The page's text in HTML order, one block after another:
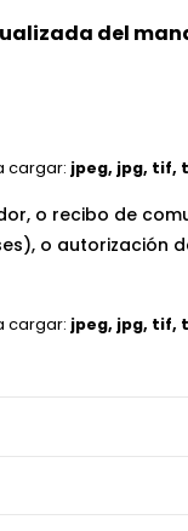
del
cargar: jpeg, jpg, tif,
o recibo de
o autorización
cargar: jpeg, jpg, tif,